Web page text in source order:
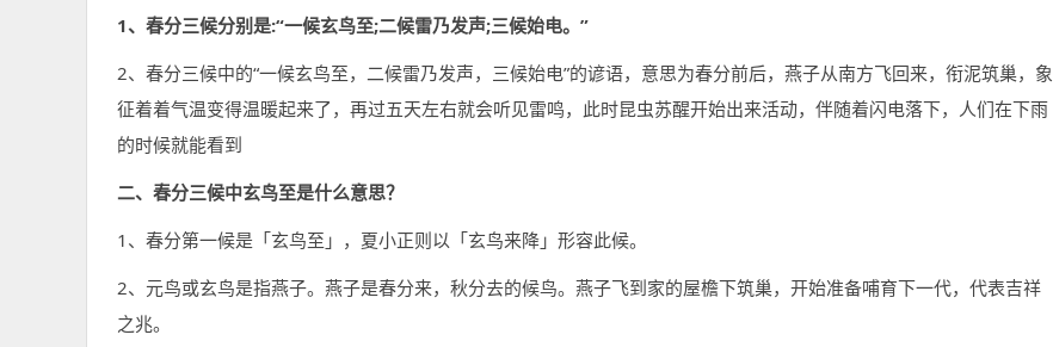
1、春分三候分别是:“一候玄鸟至;二候雷乃发声;三候始电。”
2、春分三候中的“一候玄鸟至，二候雷乃发声，三候始电”的谚语，意思为春分前后，燕子从南方飞回来，衔泥筑巢，象
征着着气温变得温暖起来了，再过五天左右就会听见雷鸣，此时昆虫苏醒开始出来活动，伴随着闪电落下，人们在下雨
的时候就能看到
二、春分三候中玄鸟至是什么意思？
1、春分第一候是「玄鸟至」，夏小正则以「玄鸟来降」形容此候。
2、元鸟或玄鸟是指燕子。燕子是春分来，秋分去的候鸟。燕子飞到家的屋檐下筑巢，开始准备哺育下一代，代表吉祥
之兆。